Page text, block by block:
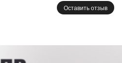
(1602–1676) Dolce amor,
Оставить отзыв